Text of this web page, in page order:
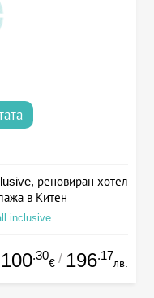
реновиран хотел
в Китен
inclusive
100.30
€ / 196.17
лв.